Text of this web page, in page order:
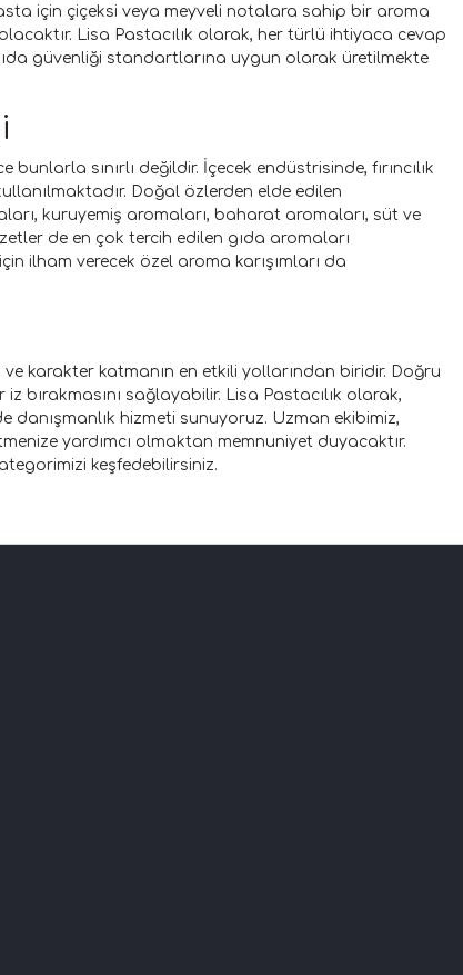
için çiçeksi veya meyveli notalara sahip bir aroma
Lisa Pastacılık olarak, her türlü ihtiyaca cevap
güvenliği standartlarına uygun olarak üretilmekte
sınırlı değildir. İçecek endüstrisinde, fırıncılık
Doğal özlerden elde edilen
kuruyemiş aromaları, baharat aromaları, süt ve
de en çok tercih edilen gıda aromaları
ilham verecek özel aroma karışımları da
karakter katmanın en etkili yollarından biridir. Doğru
bırakmasını sağlayabilir. Lisa Pastacılık olarak,
hizmeti sunuyoruz. Uzman ekibimiz,
yardımcı olmaktan memnuniyet duyacaktır.
keşfedebilirsiniz.